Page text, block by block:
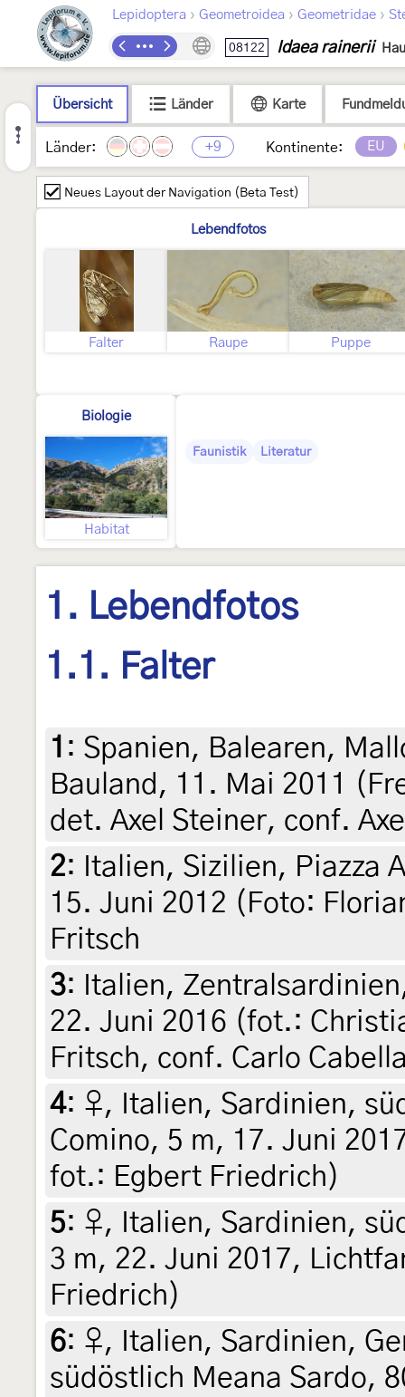
Lepidoptera › Geometroidea › Geometridae ›
08122 Idaea rainerii
Übersicht Länder Karte
Länder: +9 Kontinente: EU
Neues Layout der Navigation (Beta Test)
Lebendfotos
Falter Raupe Puppe
Biologie
Habitat
Faunistik Literatur
1. Lebendfotos
1.1. Falter
1 : Spanien, Balearen,
Bauland, 11. Mai 2011
det. Axel Steiner, conf.
2:
Italien, Sizilien, Piazza
15. Juni 2012 (Foto:
Fritsch
3:
Italien,
22. Juni 2016 (fot.:
Fritsch, conf. Carlo
4: ♀, Italien, Sardinien,
Comino, 5 m, 17. Juni
fot.: Egbert Friedrich)
5: ♀, Italien, Sardinien,
3 m, 22. Juni 2017,
Friedrich)
6: ♀, Italien, Sardinien,
südöstlich Meana Sardo,